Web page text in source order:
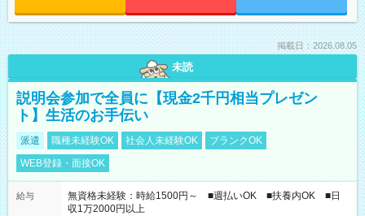
掲載日：2026.08.05
未読
説明会参加で全員に【現金2千円相当プレゼン
ト】生活のお手伝い
派遣 職種未経験OK 社会人未経験OK
ブランクOK
WEB登録・面接OK
給与
無資格未経験：時給1500円～ ■週払いOK ■扶養内OK ■日
収1万2000円以上